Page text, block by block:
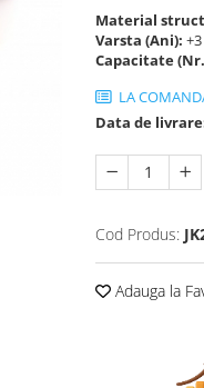
Material
Varsta (Ani): +3
Capacitate
LA
Data de
Cod Produs:
Adauga la